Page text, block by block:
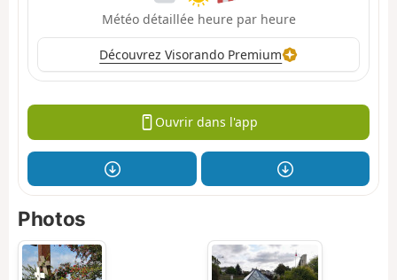
Météo détaillée heure par heure
Découvrez Visorando Premium
Ouvrir dans l'app
Photos